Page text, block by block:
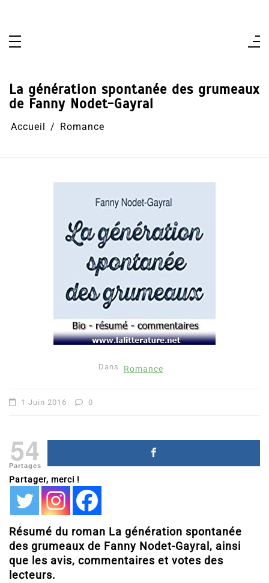
La génération spontanée des grumeaux
de Fanny Nodet-Gayral
Accueil Romance
Dans Romance
1 Juin 2016 0
54
Partages
Partager, merci !
Résumé du roman La génération spontanée
des grumeaux de Fanny Nodet-Gayral, ainsi
que les avis, commentaires et votes des
lecteurs.